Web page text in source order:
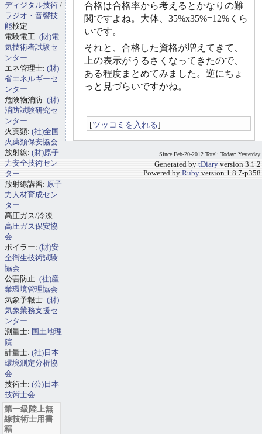
合格は合格率から考えるとかなりの難
関ですよね。大体、35%x35%=12%くら
いです。
それと、合格した資格が増えてきて、
上の表示がうるさくなってきたので、
ある程度まとめてみました。逆にちょ
っと見づらいですかね。
[ツッコミを入れる]
ディジタル技術 /
ラジオ・音響技
能検定
電験電工: (財)電
気技術者試験セ
ンター
エネ管理士: (財)
省エネルギーセ
ンター
危険物消防: (財)
消防試験研究セ
ンター
火薬類: (社)全国
火薬類保安協会
放射線: (財)原子
力安全技術セン
ター
放射線講習: 原子
力人材育成セン
ター
高圧ガス/冷凍:
高圧ガス保安協
会
ボイラー: (財)安
全衛生技術試験
協会
公害防止: (社)産
業環境管理協会
気象予報士: (財)
気象業務支援セ
ンター
測量士: 国土地理
院
計量士: (社)日本
環境測定分析協
会
技術士: (公)日本
技術士会
第一級陸上無
線技術士用書
籍
Since Feb-20-2012 Total: Today: Yesterday:
Generated by tDiary version 3.1.2
Powered by Ruby version 1.8.7-p358